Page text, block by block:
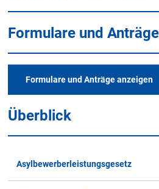
Formulare und Anträge
Formulare und Anträge anzeigen
im Überblick
Überblick
Asylbewerberleistungsgesetz